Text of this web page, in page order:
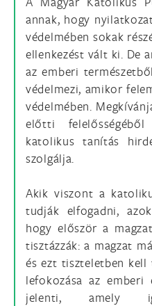
annak, hogy
védelmében sokak
ellenkezést vált ki. De
az emberi
védelmezi, amikor
védelmében.
előtti
katolikus tanítás
szolgálja.
Akik viszont a
tudják elfogadni,
hogy először a
tisztázzák: a magzat
és ezt tiszteletben
lefokozása az emberi
jelenti, amely